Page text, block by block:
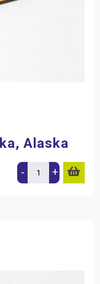
Alaska
- +